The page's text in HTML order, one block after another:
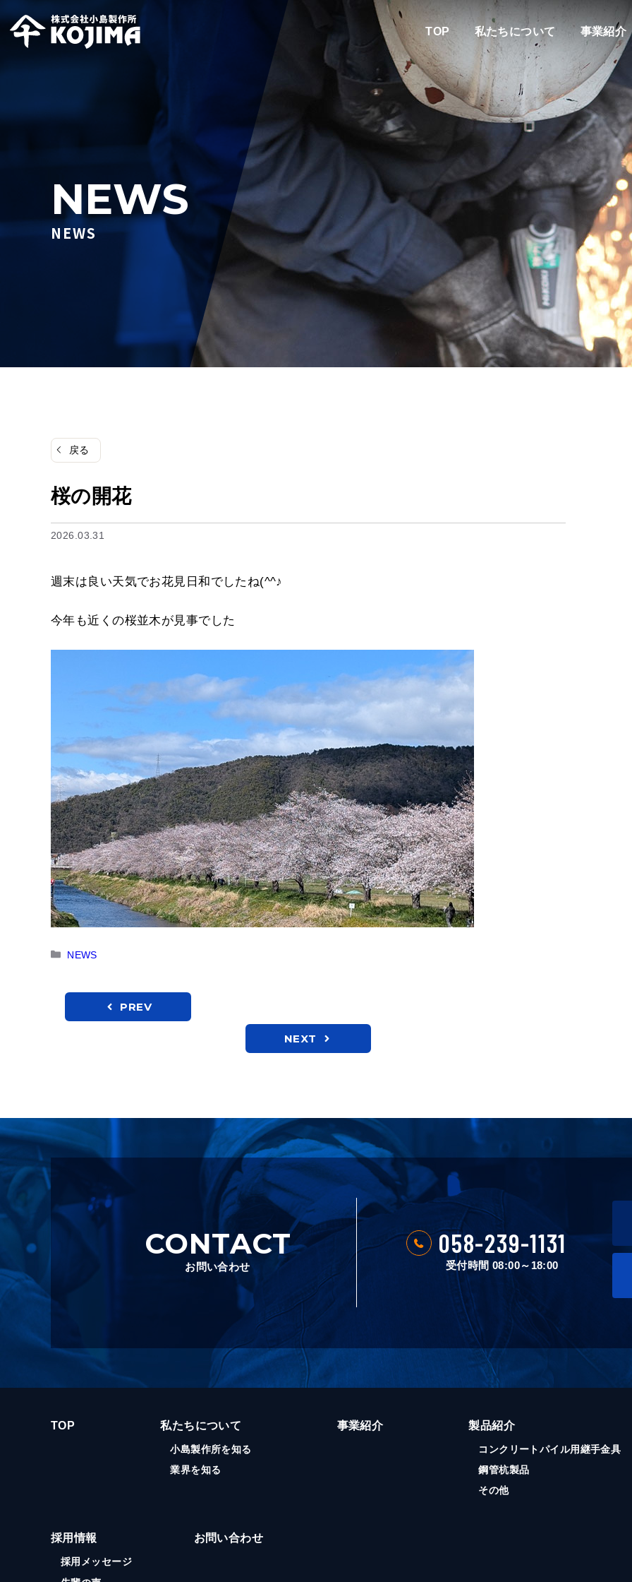
ン
TOP 私たちについて 事業紹介
NEWS
NEWS
戻る
桜の開花
2026.03.31
週末は良い天気でお花見日和でしたね(^^♪
今年も近くの桜並木が見事でした
カ
NEWS
PREV
NEXT
CONTACT
お問い合わせ
058-239-1131
受付時間 08:00～18:00
TOP 私たちについて
小島製作所を知る
業界を知る
事業紹介 製品紹介
コンクリートパイル用継手金具
鋼管杭製品
その他
採用情報
採用メッセージ
お問い合わせ